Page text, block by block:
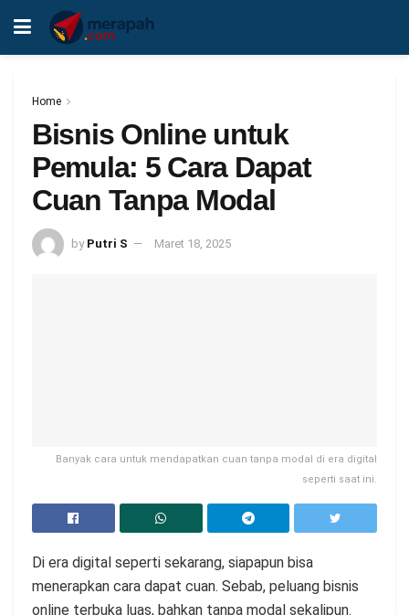
Home
Bisnis Online untuk
Pemula: 5 Cara Dapat
Cuan Tanpa Modal
by Putri S Maret 18, 2025
Banyak cara untuk mendapatkan cuan tanpa modal di era digital
seperti saat ini.
Di era digital seperti sekarang, siapapun bisa
menerapkan cara dapat cuan. Sebab, peluang bisnis
online terbuka luas, bahkan tanpa modal sekalipun.